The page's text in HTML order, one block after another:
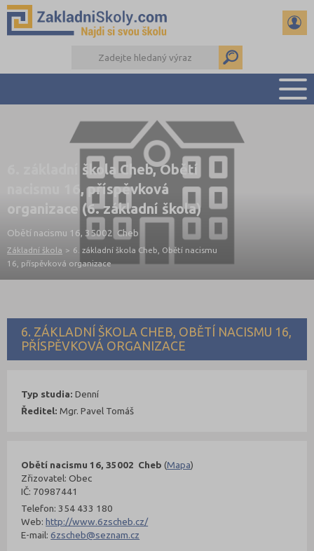
PŘEHLED ŠKOL
PŘIJÍMAČKY NA SŠ
RADY A ČLÁNKY
ČTENÁŘSKÝ DENÍK
DALŠÍ DRUHY ŠKOL
6. základní škola Cheb, Obětí
nacismu 16, příspěvková
organizace (6. základní škola)
Obětí nacismu 16, 35002 Cheb
Základní škola > 6. základní škola Cheb, Obětí nacismu
16, příspěvková organizace
6. ZÁKLADNÍ ŠKOLA CHEB, OBĚTÍ NACISMU 16,
PŘÍSPĚVKOVÁ ORGANIZACE
Obětí nacismu 16, 35002 Cheb (Mapa)
Zřizovatel: Obec
IČ: 70987441
Telefon: 354 433 180
Web:http://www.6zscheb.cz/
E-mail:6zscheb@seznam.cz
Typ studia: Denní
Ředitel: Mgr. Pavel Tomáš